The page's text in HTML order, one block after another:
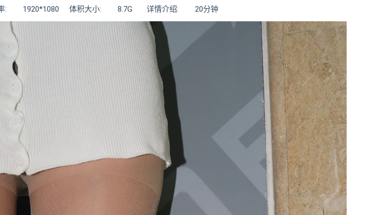
: 1920*1080 体积大小: 8.7G 详情介绍: 20分钟